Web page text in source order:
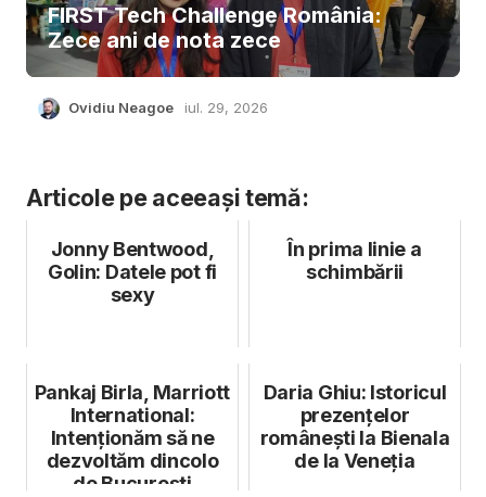
FIRST Tech Challenge România:
Zece ani de nota zece
Ovidiu Neagoe iul. 29, 2026
Articole pe aceeași temă:
Jonny Bentwood,
Golin: Datele pot fi
sexy
În prima linie a
schimbării
Pankaj Birla, Marriott
International:
Intenționăm să ne
dezvoltăm dincolo
de București
Daria Ghiu: Istoricul
prezențelor
românești la Bienala
de la Veneția